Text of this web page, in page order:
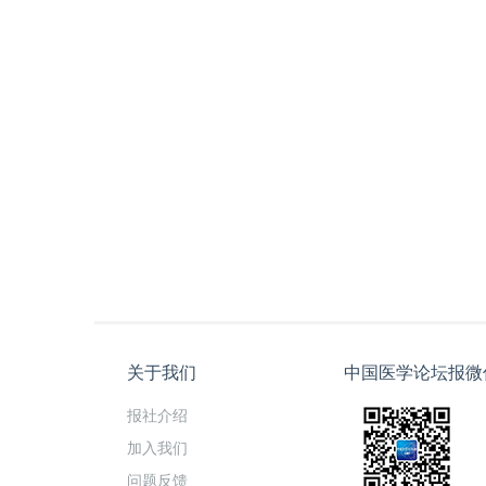
关于我们
报社介绍
加入我们
问题反馈
中国医学论坛报